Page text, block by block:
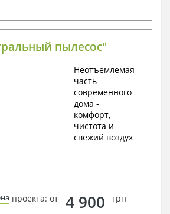
пылесос"
Неотъемлемая
часть
современного
дома -
комфорт,
чистота и
свежий воздух
проекта: от 4 900 грн